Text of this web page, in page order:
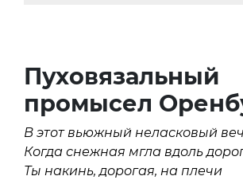
Пуховязальный
промысел
В этот вьюжный неласковый
Когда снежная мгла вдоль
Ты накинь, дорогая, на плечи